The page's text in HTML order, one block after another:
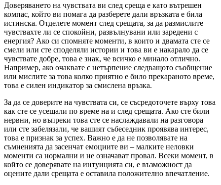
Доверяването на чувствата ви след среща е като вътрешен
компас, който ви помага да разберете дали връзката е била
истинска. Отделете момент след срещата, за да размислите –
чувствахте ли се спокойни, развълнувани или заредени с
енергия? Ако си спомняте моменти, в които и двамата сте се
смели или сте споделяли истории и това ви е накарало да се
чувствате добре, това е знак, че всичко е минало отлично.
Например, ако очаквате с нетърпение следващото съобщение
или мислите за това колко приятно е било прекараното време,
това е силен индикатор за смислена връзка.
За да се доверите на чувствата си, се съсредоточете върху това
как сте се усещали по време на и след срещата. Ако сте били
нервни, но въпреки това сте се наслаждавали на разговора
или сте забелязали, че вашият събеседник проявява интерес,
това е признак за успех. Важно е да не позволявате на
съмненията да засенчат емоциите ви – малките неловки
моменти са нормални и не означават провал. Всеки момент, в
който се доверявате на интуицията си, е възможност да
оцените дали срещата е оставила положително впечатление.